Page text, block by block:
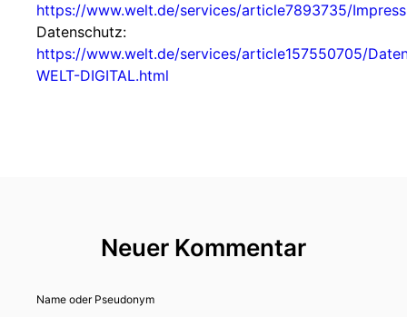
https://www.welt.de/services/article7893735/
Datenschutz:
https://www.welt.de/services/article157550705/
WELT-DIGITAL.html
Neuer Kommentar
Name oder Pseudonym